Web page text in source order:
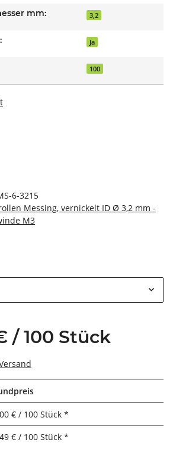
mm: 3,2
Ja
100
6-3215
Messing, vernickelt ID Ø 3,2 mm -
M3
/ 100 Stück
€ / 100 Stück *
€ / 100 Stück *